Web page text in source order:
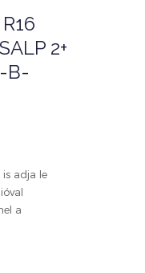
2+
B-
adja le
a